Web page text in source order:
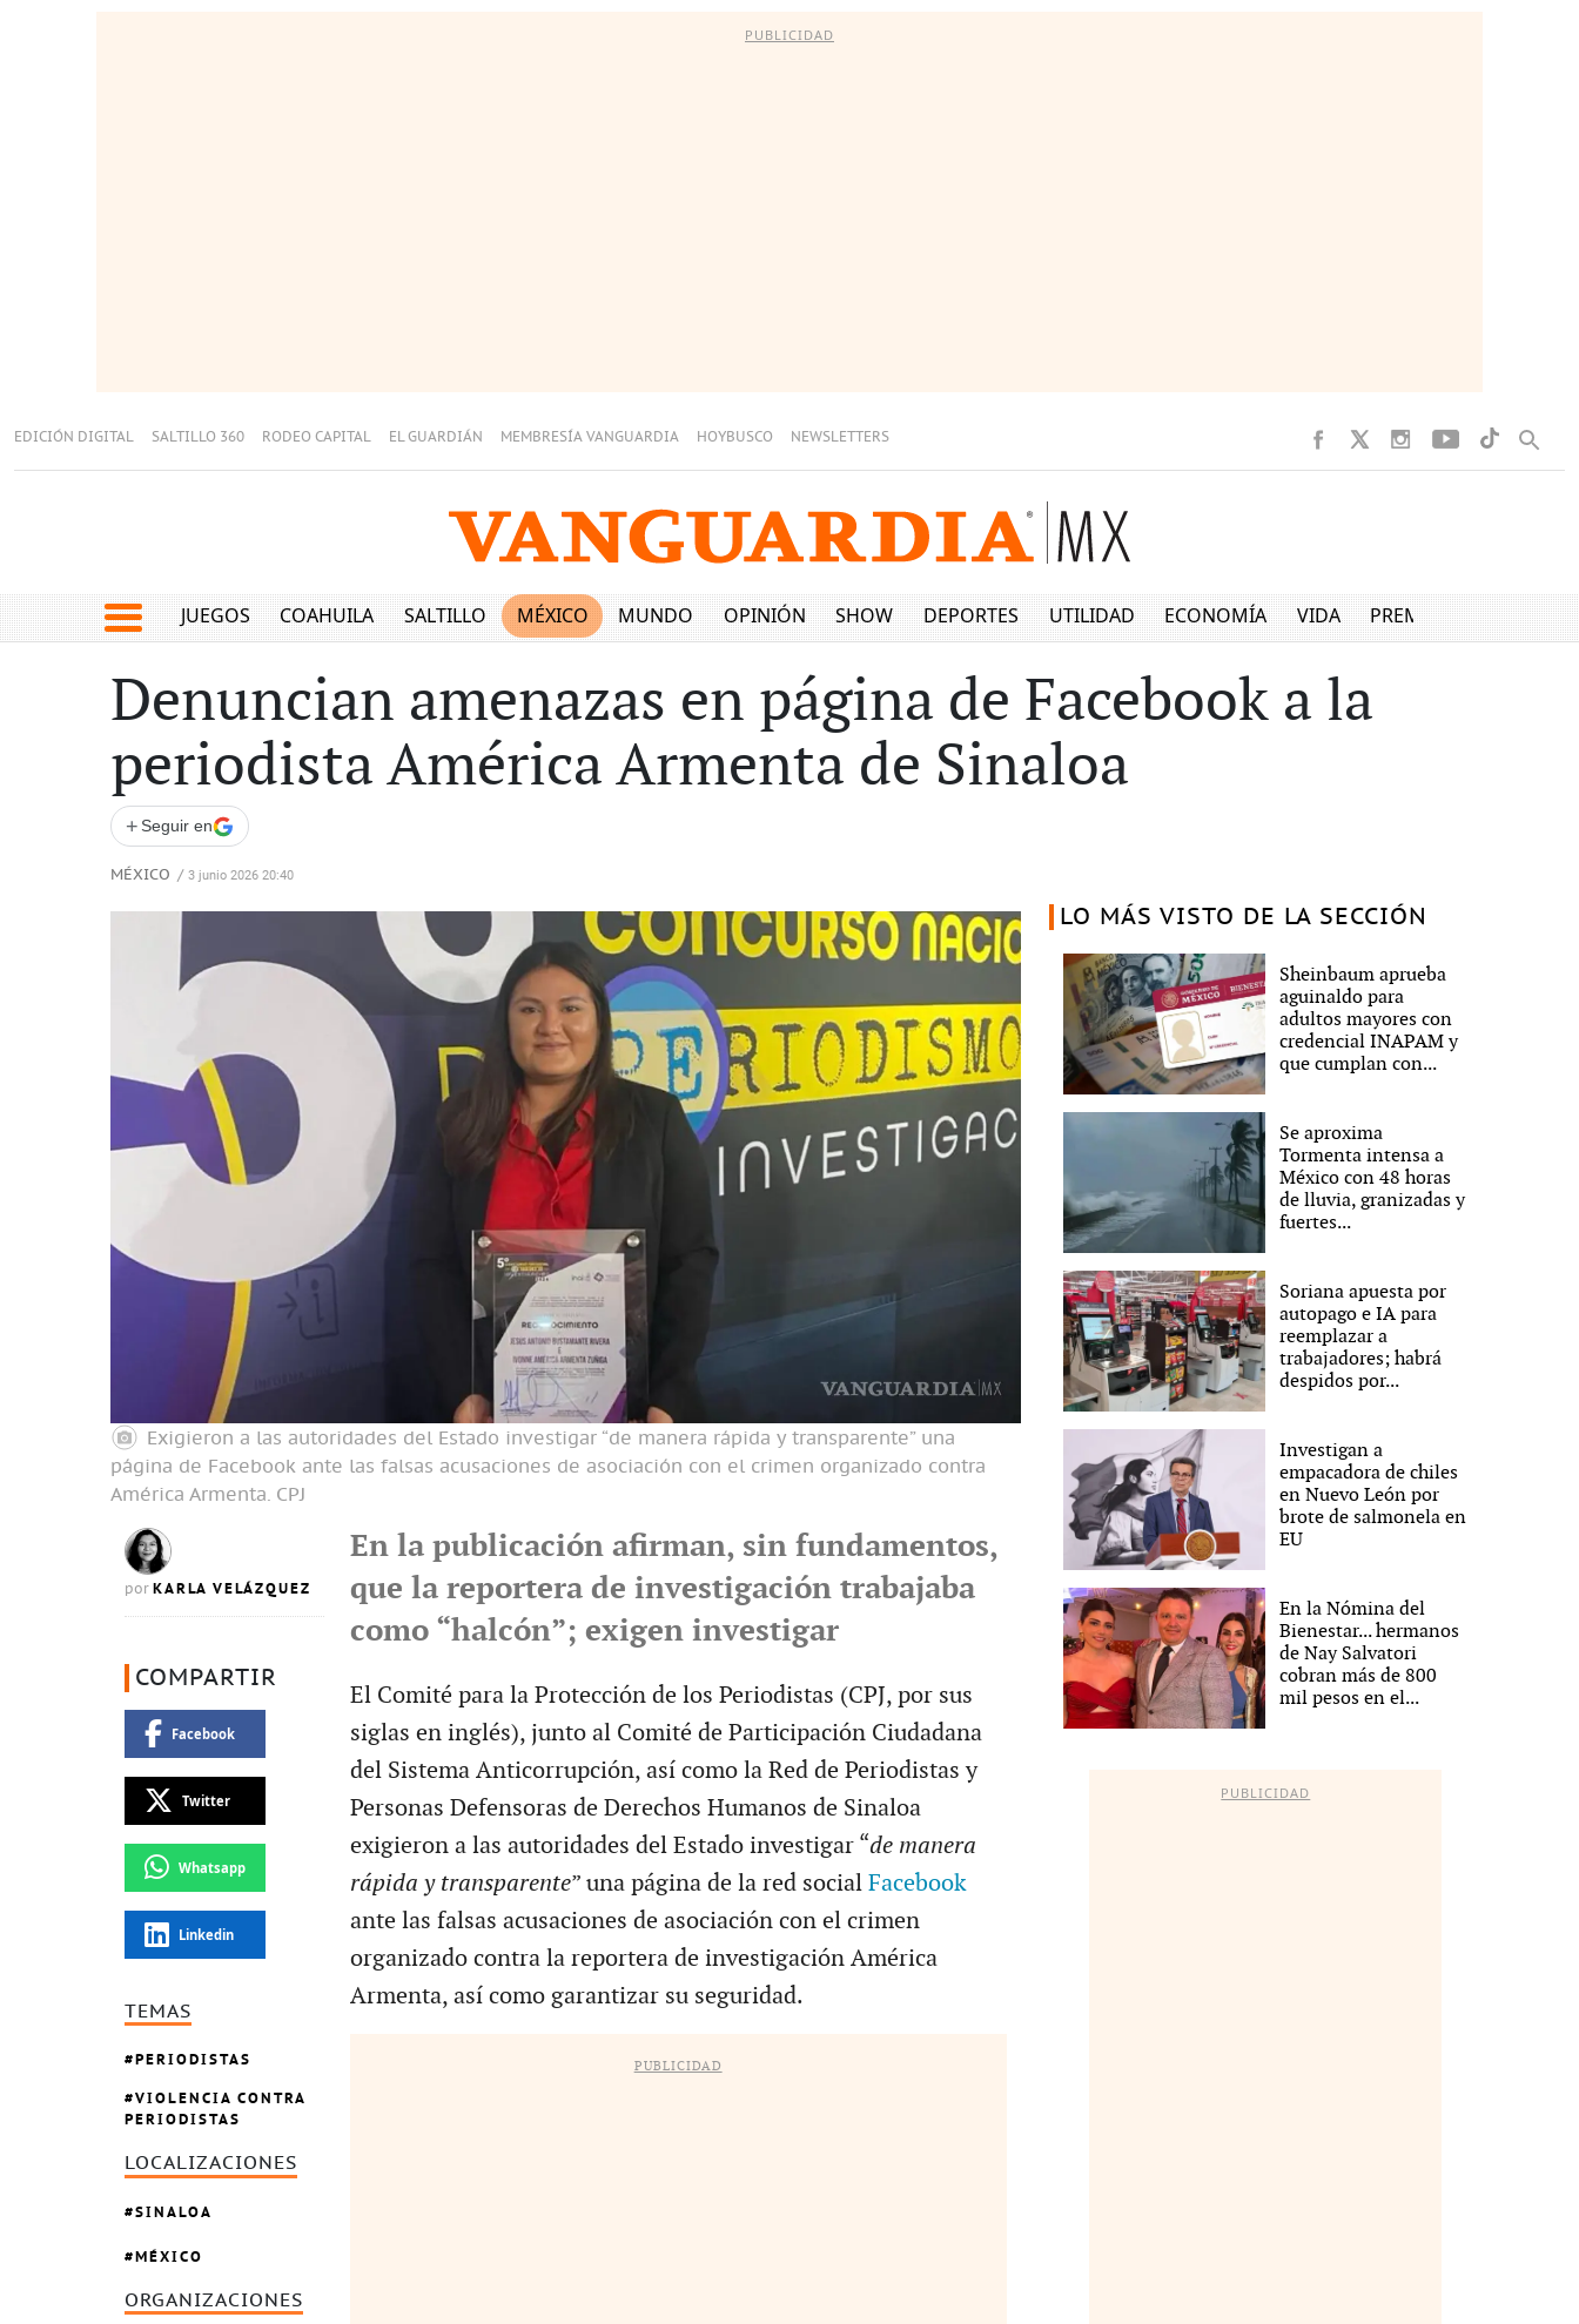
PUBLICIDAD
EDICIÓN DIGITAL SALTILLO 360 RODEO CAPITAL EL GUARDIÁN MEMBRESÍA VANGUARDIA HOYBUSCO NEWSLETTERS
JUEGOS COAHUILA SALTILLO MÉXICO MUNDO OPINIÓN SHOW DEPORTES UTILIDAD ECONOMÍA VIDA PREMIUM
Denuncian amenazas en página de Facebook a la
periodista América Armenta de Sinaloa
+ Seguir en
MÉXICO / 3 junio 2026 20:40
Exigieron a las autoridades del Estado investigar “de manera rápida y transparente” una
página de Facebook ante las falsas acusaciones de asociación con el crimen organizado contra
América Armenta. CPJ
por KARLA VELÁZQUEZ
COMPARTIR
Facebook
Twitter
Whatsapp
Linkedin
TEMAS
PERIODISTAS
VIOLENCIA CONTRA
PERIODISTAS
LOCALIZACIONES
SINALOA
MÉXICO
ORGANIZACIONES
En la publicación afirman, sin fundamentos,
que la reportera de investigación trabajaba
como “halcón”; exigen investigar
El Comité para la Protección de los Periodistas (CPJ, por sus
siglas en inglés), junto al Comité de Participación Ciudadana
del Sistema Anticorrupción, así como la Red de Periodistas y
Personas Defensoras de Derechos Humanos de Sinaloa
exigieron a las autoridades del Estado investigar “de manera
rápida y transparente” una página de la red social Facebook
ante las falsas acusaciones de asociación con el crimen
organizado contra la reportera de investigación América
Armenta, así como garantizar su seguridad.
PUBLICIDAD
LO MÁS VISTO DE LA SECCIÓN
Sheinbaum aprueba
aguinaldo para
adultos mayores con
credencial INAPAM y
que cumplan con...
Se aproxima
Tormenta intensa a
México con 48 horas
de lluvia, granizadas y
fuertes...
Soriana apuesta por
autopago e IA para
reemplazar a
trabajadores; habrá
despidos por...
Investigan a
empacadora de chiles
en Nuevo León por
brote de salmonela en
EU
En la Nómina del
Bienestar... hermanos
de Nay Salvatori
cobran más de 800
mil pesos en el...
PUBLICIDAD